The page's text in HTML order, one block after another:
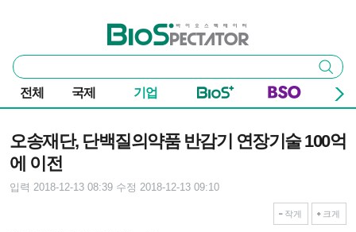
바이오스펙테이터
통
합
검
색
검색
전체 국제 기업
오송재단, 단백질의약품 반감기 연장기술 100억
에 이전
입력 2018-12-13 08:39 수정 2018-12-13 09:10
작게 크게